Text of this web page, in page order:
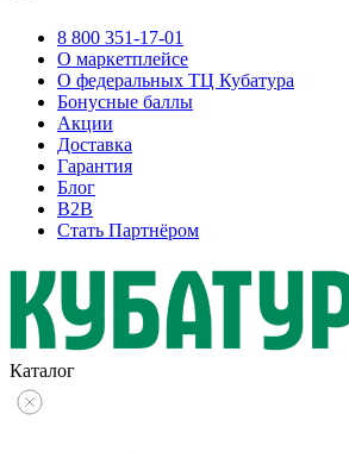
8 800 351-17-01
О маркетплейсе
О федеральных ТЦ Кубатура
Бонусные баллы
Акции
Доставка
Гарантия
Блог
B2B
Стать Партнёром
Каталог